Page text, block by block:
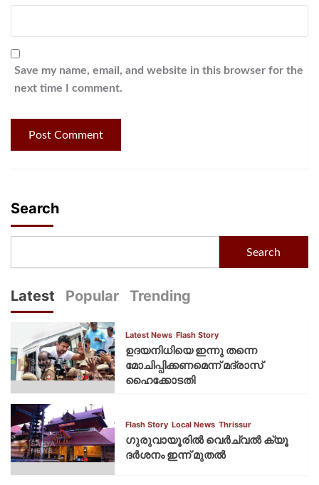
Save my name, email, and website in this browser for the
next time I comment.
Search
Search
Latest Popular Trending
Latest News Flash Story
ഉദയനിധിയെ ഇന്നു തന്നെ
മോചിപ്പിക്കണമെന്ന് മദ്രാസ്
ഹൈക്കോടതി
Flash Story Local News Thrissur
ഗുരുവായൂരില്‍ വെര്‍ച്വല്‍ ക്യൂ
ദര്‍ശനം ഇന്ന് മുതല്‍